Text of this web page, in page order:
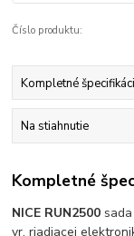
Číslo produktu:
Kompletné
Na stiahnutie
Kompletné
NICE RUN2500
vr. riadiacej